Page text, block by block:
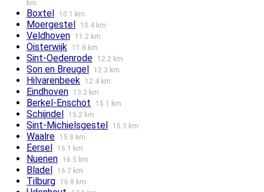
km
Boxtel 10.1 km
Moergestel 10.4 km
Veldhoven 11.2 km
Oisterwijk 11.8 km
Sint-Oedenrode 12.2 km
Son en Breugel 12.3 km
Hilvarenbeek 12.4 km
Eindhoven 13.2 km
Berkel-Enschot 15.1 km
Schijndel 15.2 km
Sint-Michielsgestel 15.3 km
Waalre 15.8 km
Eersel 16.1 km
Nuenen 16.5 km
Bladel 16.7 km
Tilburg 16.8 km